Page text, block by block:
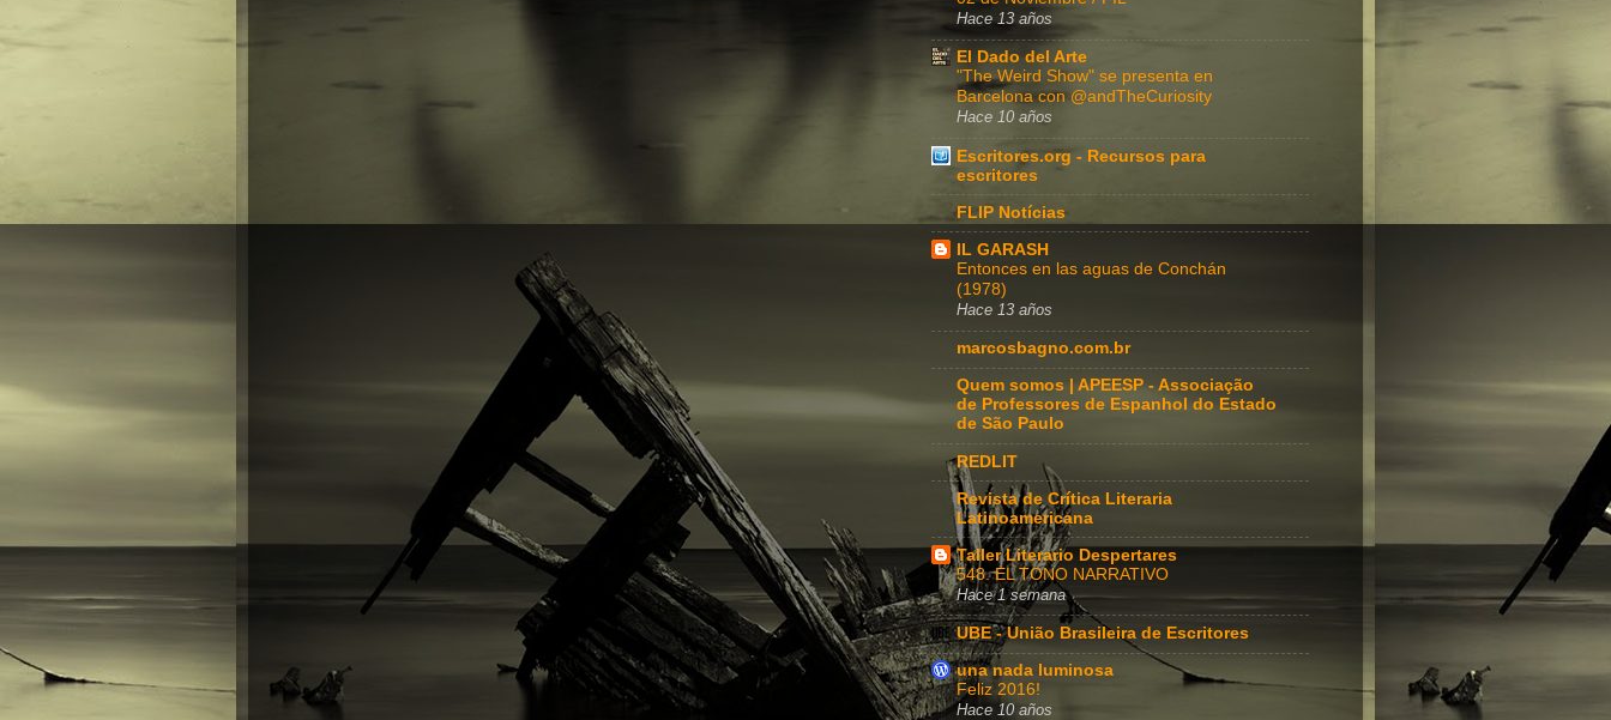
Hace 13 años
El Dado del Arte
"The Weird Show" se presenta en
Barcelona con @andTheCuriosity
Hace 10 años
Escritores.org - Recursos para
escritores
FLIP Notícias
IL GARASH
Entonces en las aguas de Conchán
(1978)
Hace 13 años
marcosbagno.com.br
Quem somos | APEESP - Associação
de Professores de Espanhol do Estado
de São Paulo
REDLIT
Revista de Crítica Literaria
Latinoamericana
Taller Literario Despertares
548. EL TONO NARRATIVO
Hace 1 semana
UBE - União Brasileira de Escritores
una nada luminosa
Feliz 2016!
Hace 10 años